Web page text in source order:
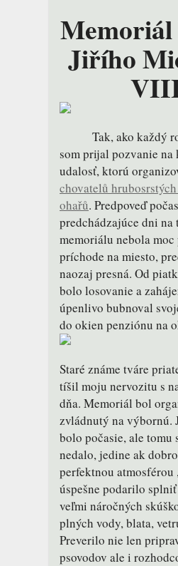
Jiřího
Tak, ako každý
som prijal pozvanie
udalosť, ktorú
chovatelů
ohařů. Predpoveď
predchádzajúce dni na
memoriálu nebola
príchode na miesto,
naozaj presná. Od
bolo losovanie a
úpenlivo bubnoval
do okien penziónu na
Staré známe tváre
tíšil moju nervozitu s
dňa. Memoriál bol
zvládnutý na výbornú.
bolo počasie, ale tomu
nedalo, jedine ak
perfektnou atmosférou
úspešne podarilo
veľmi náročných
plných vody, blata,
Preverilo nie len
psovodov ale i